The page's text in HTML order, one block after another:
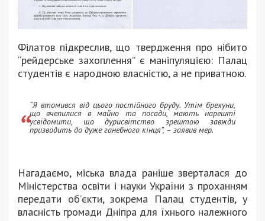
Філатов підкреслив, що твердження про нібито
“рейдерське захоплення” є маніпуляцією: Палац
студентів є народною власністю, а не приватною.
“Я втомився від цього постійного бруду. Утім брехуни,
що вчепилися в майно та посади, мають нарешті
усвідомити, що дурисвітство зрештою завжди
призводить до дуже ганебного кінця”, – заявив мер.
Нагадаємо, міська влада раніше зверталася до
Міністерства освіти і науки України з проханням
передати об’єкти, зокрема Палац студентів, у
власність громади Дніпра для їхнього належного